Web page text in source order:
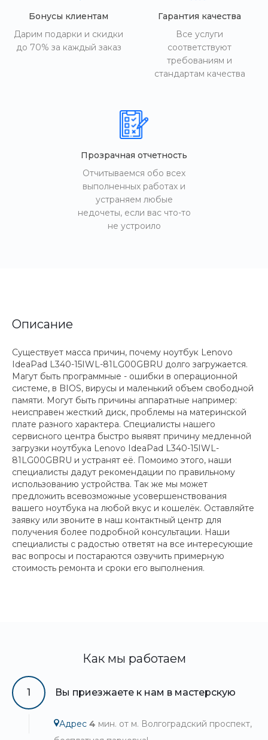
Бонусы клиентам
Дарим подарки и скидки
до 70% за каждый заказ
Гарантия качества
Все услуги
соответствуют
требованиям и
стандартам качества
Прозрачная отчетность
Отчитываемся обо всех
выполненных работах и
устраняем любые
недочеты, если вас что-то
не устроило
Описание
Существует масса причин, почему ноутбук Lenovo
IdeaPad L340-15IWL-81LG00GBRU долго загружается.
Магут быть программные - ошибки в операционной
системе, в BIOS, вирусы и маленький объем свободной
памяти. Могут быть причины аппаратные например:
неисправен жесткий диск, проблемы на материнской
плате разного характера. Специалисты нашего
сервисного центра быстро выявят причину медленной
загрузки ноутбука Lenovo IdeaPad L340-15IWL-
81LG00GBRU и устранят её. Помоимо этого, наши
специалисты дадут рекомендации по правильному
использованию устройства. Так же мы может
предложить всевозможные усовершенствования
вашего ноутбука на любой вкус и кошелёк. Оставляйте
заявку или звоните в наш контактный центр для
получения более подробной консультации. Наши
специалисты с радостью ответят на все интересующие
вас вопросы и постараются озвучить примерную
стоимость ремонта и сроки его выполнения.
Как мы работаем
1 Вы приезжаете к нам в мастерскую
Адрес 4 мин. от м. Волгоградский проспект,